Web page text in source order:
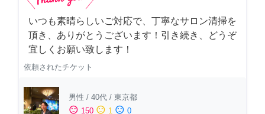
いつも素晴らしいご対応で、丁寧なサロン清掃を
頂き、ありがとうございます！引き続き、どうぞ
宜しくお願い致します！
依頼されたチケット
男性 / 40代 / 東京都
sentiment_satisfied 150 sentiment_neutral 1 sentiment_dissatisfied 0